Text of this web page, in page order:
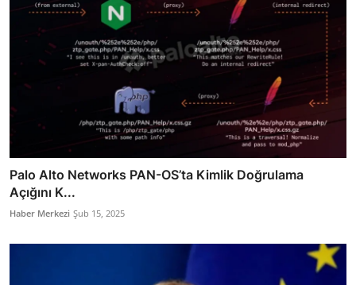
Palo Alto Networks PAN-OS’ta Kimlik Doğrulama
Açığını K...
Haber Merkezi Şub 15, 2025